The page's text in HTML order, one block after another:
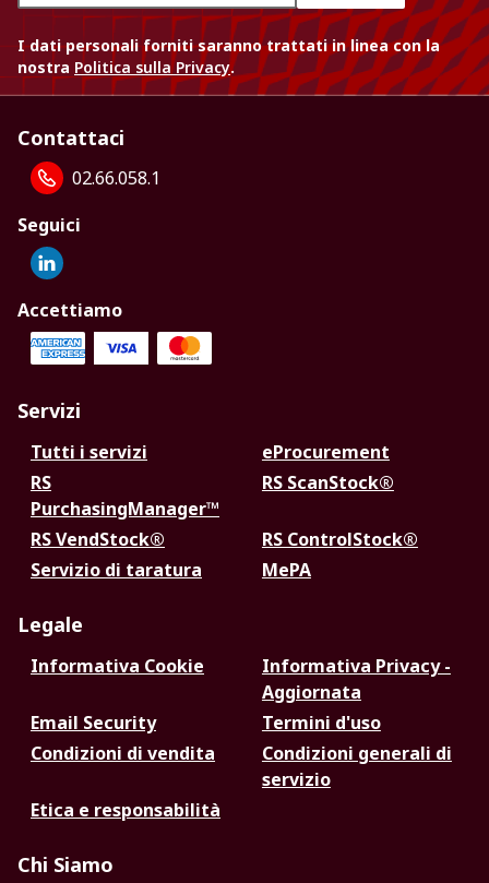
I dati personali forniti saranno trattati in linea con la
nostra Politica sulla Privacy.
Contattaci
02.66.058.1
Seguici
Accettiamo
Servizi
Tutti i servizi
eProcurement
RS
PurchasingManager™
RS ScanStock®
RS VendStock®
RS ControlStock®
Servizio di taratura
MePA
Legale
Informativa Cookie
Informativa Privacy -
Aggiornata
Email Security
Termini d'uso
Condizioni di vendita
Condizioni generali di
servizio
Etica e responsabilità
Chi Siamo